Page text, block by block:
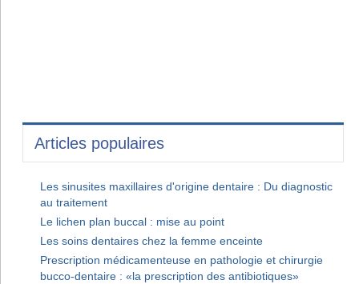
Articles populaires
Les sinusites maxillaires d'origine dentaire : Du diagnostic
au traitement
Le lichen plan buccal : mise au point
Les soins dentaires chez la femme enceinte
Prescription médicamenteuse en pathologie et chirurgie
bucco-dentaire : «la prescription des antibiotiques»